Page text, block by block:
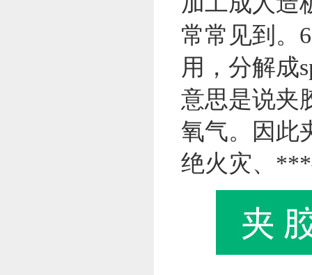
常常见到。
用，分解成
意思是说夹
氧气。因此
绝火灾、